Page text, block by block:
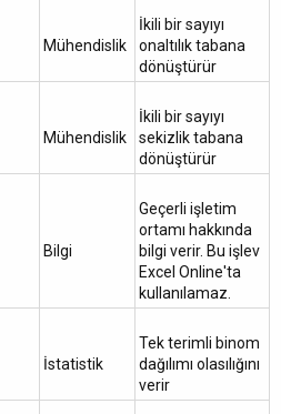
Mühendislik
İkili bir sayıyı
onaltılık tabana
dönüştürür
Mühendislik
İkili bir sayıyı
sekizlik tabana
dönüştürür
Bilgi
Geçerli işletim
ortamı hakkında
bilgi verir. Bu işlev
Excel Online'ta
kullanılamaz.
İstatistik
Tek terimli binom
dağılımı olasılığını
verir